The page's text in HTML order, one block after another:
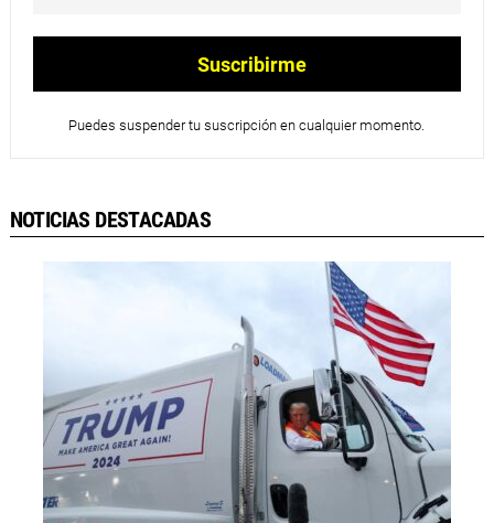
Puedes suspender tu suscripción en cualquier momento.
NOTICIAS DESTACADAS